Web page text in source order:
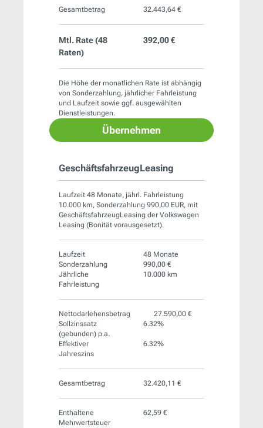
Gesamtbetrag 32.443,64 €
Mtl. Rate (48
Raten)
392,00 €
Die Höhe der monatlichen Rate ist abhängig
von Sonderzahlung, jährlicher Fahrleistung
und Laufzeit sowie ggf. ausgewählten
Dienstleistungen.
Übernehmen
GeschäftsfahrzeugLeasing
Laufzeit 48 Monate, jährl. Fahrleistung
10.000 km, Sonderzahlung 990,00 EUR, mit
GeschäftsfahrzeugLeasing der Volkswagen
Leasing (Bonität vorausgesetzt).
Laufzeit
48 Monate
Sonderzahlung
990,00 €
Jährliche
Fahrleistung
10.000 km
Nettodarlehensbetrag
27.590,00 €
Sollzinssatz
(gebunden) p.a.
6.32%
Effektiver
Jahreszins
6.32%
Gesamtbetrag 32.420,11 €
Enthaltene
Mehrwertsteuer
62,59 €